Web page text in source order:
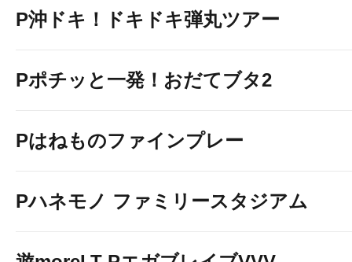
P沖ドキ！ドキドキ弾丸ツアー
Pポチッと一発！おだてブタ2
Pはねものファインプレー
Pハネモノ ファミリースタジアム